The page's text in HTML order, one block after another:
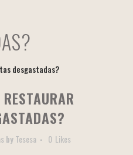
byTesesa 0 Likes